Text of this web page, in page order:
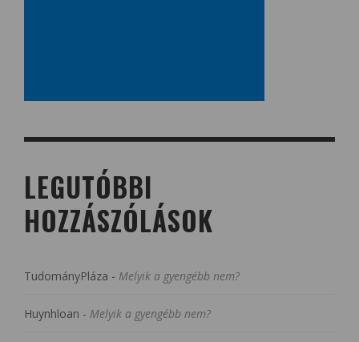
LEGUTÓBBI
HOZZÁSZÓLÁSOK
TudományPláza - Melyik a gyengébb nem?
Huynhloan - Melyik a gyengébb nem?